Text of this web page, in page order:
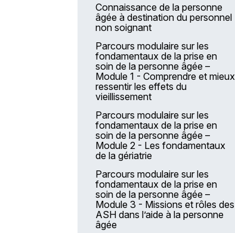
Connaissance de la personne
âgée à destination du personnel
non soignant
Parcours modulaire sur les
fondamentaux de la prise en
soin de la personne âgée –
Module 1 - Comprendre et mieux
ressentir les effets du
vieillissement
Parcours modulaire sur les
fondamentaux de la prise en
soin de la personne âgée –
Module 2 - Les fondamentaux
de la gériatrie
Parcours modulaire sur les
fondamentaux de la prise en
soin de la personne âgée –
Module 3 - Missions et rôles des
ASH dans l’aide à la personne
âgée